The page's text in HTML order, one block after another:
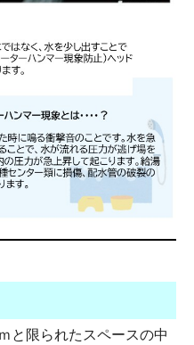
と限られたスペースの中